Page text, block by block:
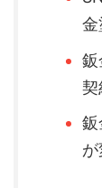
金
鈑
契
鈑